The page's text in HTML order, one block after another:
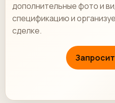
дополнительные фото и
спецификацию и
сделке.